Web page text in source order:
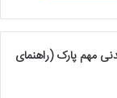
جاذبه های پراتر | 7 دیدنی مهم پارک (راهنمای